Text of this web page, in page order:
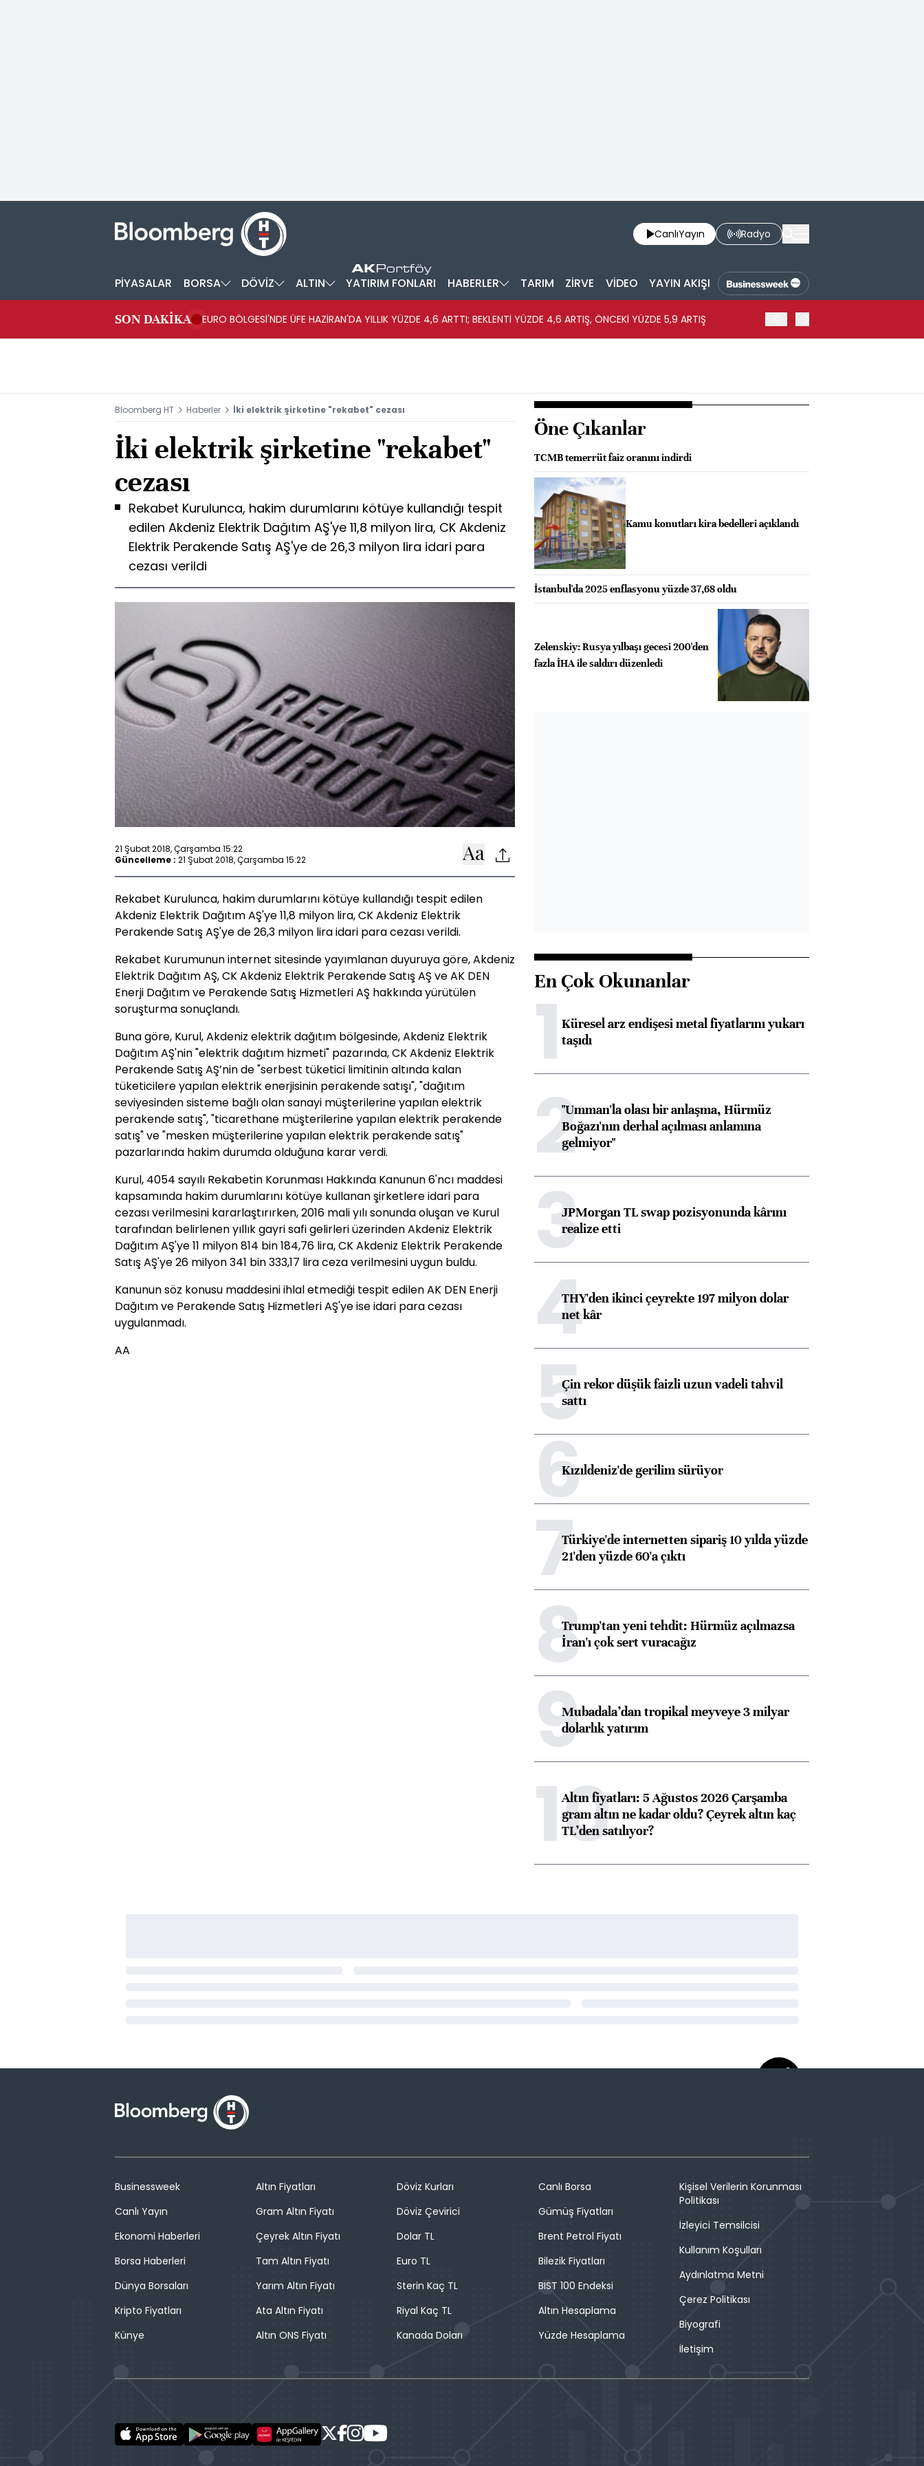
CanlıYayın Radyo
PİYASALAR BORSA DÖVİZ ALTIN YATIRIM FONLARI HABERLER TARIM ZİRVE VİDEO YAYIN AKIŞI
SON DAKİKA EURO BÖLGESİ'NDE ÜFE HAZİRAN'DA YILLIK YÜZDE 4,6 ARTTI; BEKLENTİ YÜZDE 4,6 ARTIŞ, ÖNCEKİ YÜZDE 5,9 ARTIŞ
Bloomberg HT Haberler İki elektrik şirketine "rekabet" cezası
İki elektrik şirketine "rekabet"
cezası
Rekabet Kurulunca, hakim durumlarını kötüye kullandığı tespit
edilen Akdeniz Elektrik Dağıtım AŞ'ye 11,8 milyon lira, CK Akdeniz
Elektrik Perakende Satış AŞ'ye de 26,3 milyon lira idari para
cezası verildi
21 Şubat 2018, Çarşamba 15:22
Güncelleme : 21 Şubat 2018, Çarşamba 15:22
Rekabet Kurulunca, hakim durumlarını kötüye kullandığı tespit edilen
Akdeniz Elektrik Dağıtım AŞ'ye 11,8 milyon lira, CK Akdeniz Elektrik
Perakende Satış AŞ'ye de 26,3 milyon lira idari para cezası verildi.
Rekabet Kurumunun internet sitesinde yayımlanan duyuruya göre, Akdeniz
Elektrik Dağıtım AŞ, CK Akdeniz Elektrik Perakende Satış AŞ ve AK DEN
Enerji Dağıtım ve Perakende Satış Hizmetleri AŞ hakkında yürütülen
soruşturma sonuçlandı.
Buna göre, Kurul, Akdeniz elektrik dağıtım bölgesinde, Akdeniz Elektrik
Dağıtım AŞ'nin "elektrik dağıtım hizmeti" pazarında, CK Akdeniz Elektrik
Perakende Satış AŞ’nin de "serbest tüketici limitinin altında kalan
tüketicilere yapılan elektrik enerjisinin perakende satışı", "dağıtım
seviyesinden sisteme bağlı olan sanayi müşterilerine yapılan elektrik
perakende satış", "ticarethane müşterilerine yapılan elektrik perakende
satış" ve "mesken müşterilerine yapılan elektrik perakende satış"
pazarlarında hakim durumda olduğuna karar verdi.
Kurul, 4054 sayılı Rekabetin Korunması Hakkında Kanunun 6'ncı maddesi
kapsamında hakim durumlarını kötüye kullanan şirketlere idari para
cezası verilmesini kararlaştırırken, 2016 mali yılı sonunda oluşan ve Kurul
tarafından belirlenen yıllık gayri safi gelirleri üzerinden Akdeniz Elektrik
Dağıtım AŞ'ye 11 milyon 814 bin 184,76 lira, CK Akdeniz Elektrik Perakende
Satış AŞ'ye 26 milyon 341 bin 333,17 lira ceza verilmesini uygun buldu.
Kanunun söz konusu maddesini ihlal etmediği tespit edilen AK DEN Enerji
Dağıtım ve Perakende Satış Hizmetleri AŞ'ye ise idari para cezası
uygulanmadı.
AA
Öne Çıkanlar
TCMB temerrüt faiz oranını indirdi
Kamu konutları kira bedelleri açıklandı
İstanbul'da 2025 enflasyonu yüzde 37,68 oldu
Zelenskiy: Rusya yılbaşı gecesi 200'den
fazla İHA ile saldırı düzenledi
En Çok Okunanlar
1Küresel arz endişesi metal fiyatlarını yukarı
taşıdı
2"Umman'la olası bir anlaşma, Hürmüz
Boğazı'nın derhal açılması anlamına
gelmiyor"
3JPMorgan TL swap pozisyonunda kârını
realize etti
4THY'den ikinci çeyrekte 197 milyon dolar
net kâr
5Çin rekor düşük faizli uzun vadeli tahvil
sattı
6Kızıldeniz'de gerilim sürüyor
7Türkiye'de internetten sipariş 10 yılda yüzde
21'den yüzde 60'a çıktı
8Trump'tan yeni tehdit: Hürmüz açılmazsa
İran'ı çok sert vuracağız
9Mubadala’dan tropikal meyveye 3 milyar
dolarlık yatırım
10
Altın fiyatları: 5 Ağustos 2026 Çarşamba
gram altın ne kadar oldu? Çeyrek altın kaç
TL’den satılıyor?
Businessweek
Canlı Yayın
Ekonomi Haberleri
Borsa Haberleri
Dünya Borsaları
Kripto Fiyatları
Künye
Altın Fiyatları
Gram Altın Fiyatı
Çeyrek Altın Fiyatı
Tam Altın Fiyatı
Yarım Altın Fiyatı
Ata Altın Fiyatı
Altın ONS Fiyatı
Döviz Kurları
Döviz Çevirici
Dolar TL
Euro TL
Sterin Kaç TL
Riyal Kaç TL
Kanada Doları
Canlı Borsa
Gümüş Fiyatları
Brent Petrol Fiyatı
Bilezik Fiyatları
BIST 100 Endeksi
Altın Hesaplama
Yüzde Hesaplama
Kişisel Verilerin Korunması
Politikası
İzleyici Temsilcisi
Kullanım Koşulları
Aydınlatma Metni
Çerez Politikası
Biyografi
İletişim